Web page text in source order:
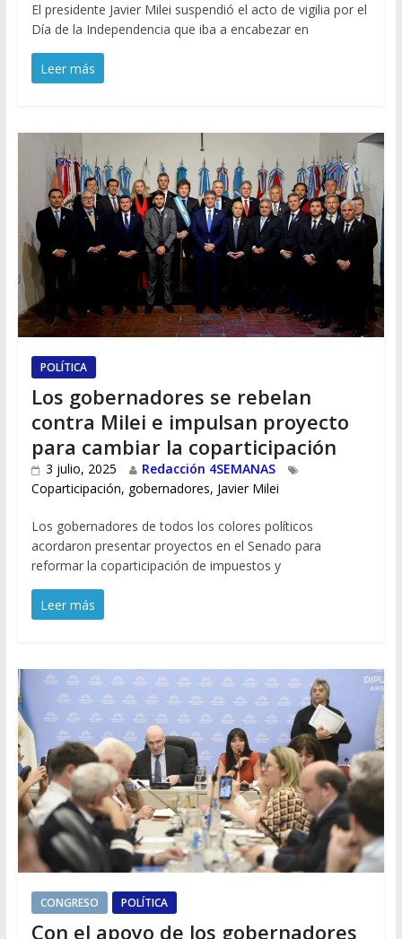
El presidente Javier Milei suspendió el acto de vigilia por el
Día de la Independencia que iba a encabezar en
Leer más
POLÍTICA
Los gobernadores se rebelan
contra Milei e impulsan proyecto
para cambiar la coparticipación
3 julio, 2025
Redacción 4SEMANAS
Coparticipación, gobernadores, Javier Milei
Los gobernadores de todos los colores políticos
acordaron presentar proyectos en el Senado para
reformar la coparticipación de impuestos y
Leer más
CONGRESO POLÍTICA
Con el apoyo de los gobernadores